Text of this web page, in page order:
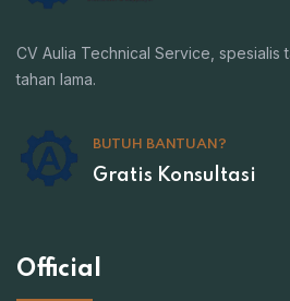
CV Aulia Technical Service, spesialis
tahan lama.
BUTUH BANTUAN?
Gratis Konsultasi
Official